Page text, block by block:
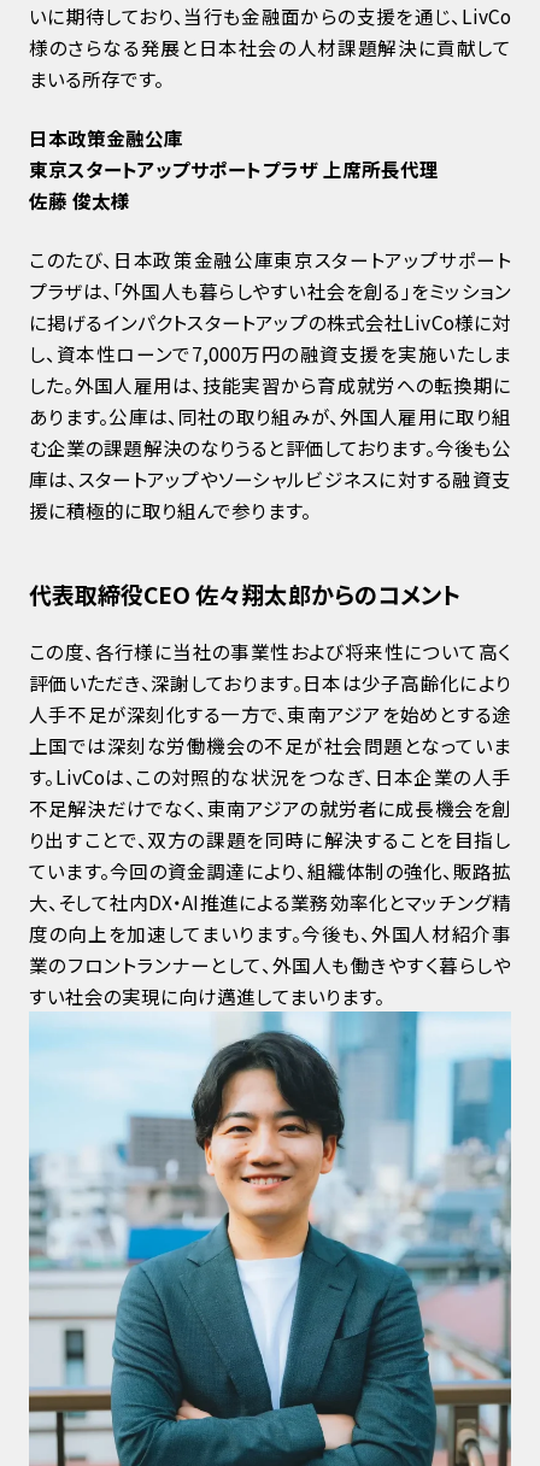
いに期待しており、当行も金融面からの支援を通じ、LivCo
様のさらなる発展と日本社会の人材課題解決に貢献して
まいる所存です。
日本政策金融公庫
東京スタートアップサポートプラザ 上席所長代理
佐藤 俊太様
このたび、日本政策金融公庫東京スタートアップサポート
プラザは、「外国人も暮らしやすい社会を創る」をミッション
に掲げるインパクトスタートアップの株式会社LivCo様に対
し、資本性ローンで7,000万円の融資支援を実施いたしま
した。外国人雇用は、技能実習から育成就労への転換期に
あります。公庫は、同社の取り組みが、外国人雇用に取り組
む企業の課題解決のなりうると評価しております。今後も公
庫は、スタートアップやソーシャルビジネスに対する融資支
援に積極的に取り組んで参ります。
代表取締役CEO 佐々翔太郎からのコメント
この度、各行様に当社の事業性および将来性について高く
評価いただき、深謝しております。日本は少子高齢化により
人手不足が深刻化する一方で、東南アジアを始めとする途
上国では深刻な労働機会の不足が社会問題となっていま
す。LivCoは、この対照的な状況をつなぎ、日本企業の人手
不足解決だけでなく、東南アジアの就労者に成長機会を創
り出すことで、双方の課題を同時に解決することを目指し
ています。今回の資金調達により、組織体制の強化、販路拡
大、そして社内DX・AI推進による業務効率化とマッチング精
度の向上を加速してまいります。今後も、外国人材紹介事
業のフロントランナーとして、外国人も働きやすく暮らしや
すい社会の実現に向け邁進してまいります。